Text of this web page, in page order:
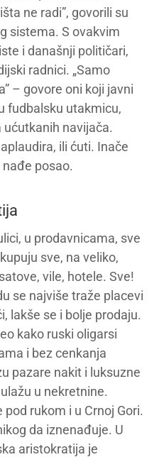
ne radi”, govorili su
sistema. S ovakvim
i današnji političari,
radnici. „Samo
– govore oni koji javni
fudbalsku utakmicu,
ućutkanih navijača.
ili ćuti. Inače
posao.
u prodavnicama, sve
sve, na veliko,
vile, hotele. Sve!
se najviše traže placevi
lakše se i bolje prodaju.
kako ruski oligarsi
i bez cenkanja
pazare nakit i luksuzne
u nekretnine.
rukom i u Crnoj Gori.
da iznenađuje. U
aristokratija je